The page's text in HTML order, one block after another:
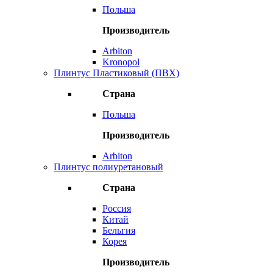
Польша
Производитель
Arbiton
Kronopol
Плинтус Пластиковый (ПВХ)
Страна
Польша
Производитель
Arbiton
Плинтус полиуретановый
Страна
Россия
Китай
Бельгия
Корея
Производитель